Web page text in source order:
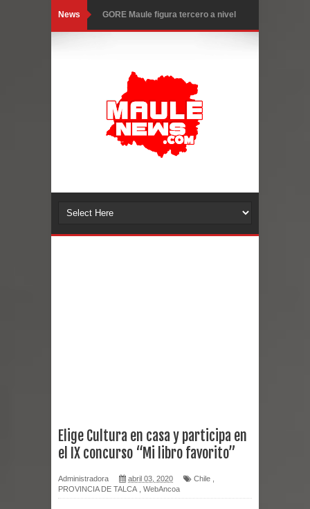
News GORE Maule figura tercero a nivel
traslados con $133 millones
Dos internos intentaron escapar por
un forado desde la cárcel de Talca
Temporal obliga a cerrar
Chancho en Talca tras caída de
Alerta por hantavirus: expertos piden
reforzar medidas y consulta oportuna
Elige Cultura en casa y participa en
el IX concurso “Mi libro favorito”
Administradora abril 03, 2020 Chile
PROVINCIA DE TALCA
WebAncoa